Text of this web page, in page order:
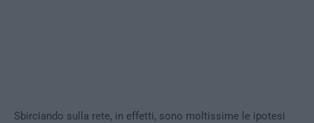
Sbirciando sulla rete, in effetti, sono moltissime le ipotesi